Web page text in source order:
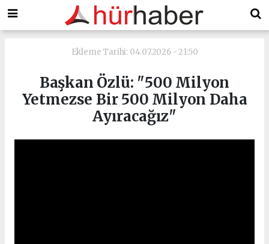
Ekleme Tarihi: 04.07.2026 - 21:50
Başkan Özlü: "500 Milyon
Yetmezse Bir 500 Milyon Daha
Ayıracağız"